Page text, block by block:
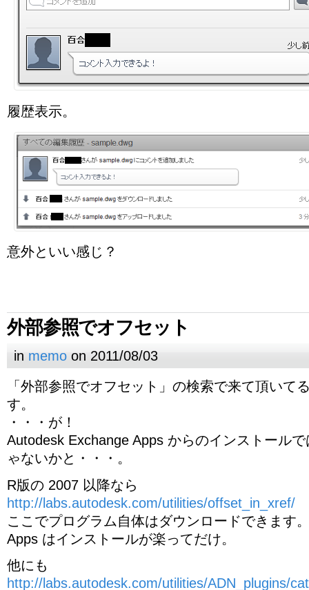
履歴表示。
意外といい感じ？
外部参照でオフセット
in memo on 2011/08/03
「外部参照でオフセット」の検索で来て頂いて
す。
・・・が！
Autodesk Exchange Apps からのインストール
ゃないかと・・・。
R版の 2007 以降なら
http://labs.autodesk.com/utilities/offset_in_xref/
ここでプログラム自体はダウンロードできます
Apps はインストールが楽ってだけ。
他にも
http://labs.autodesk.com/utilities/ADN_plugins/